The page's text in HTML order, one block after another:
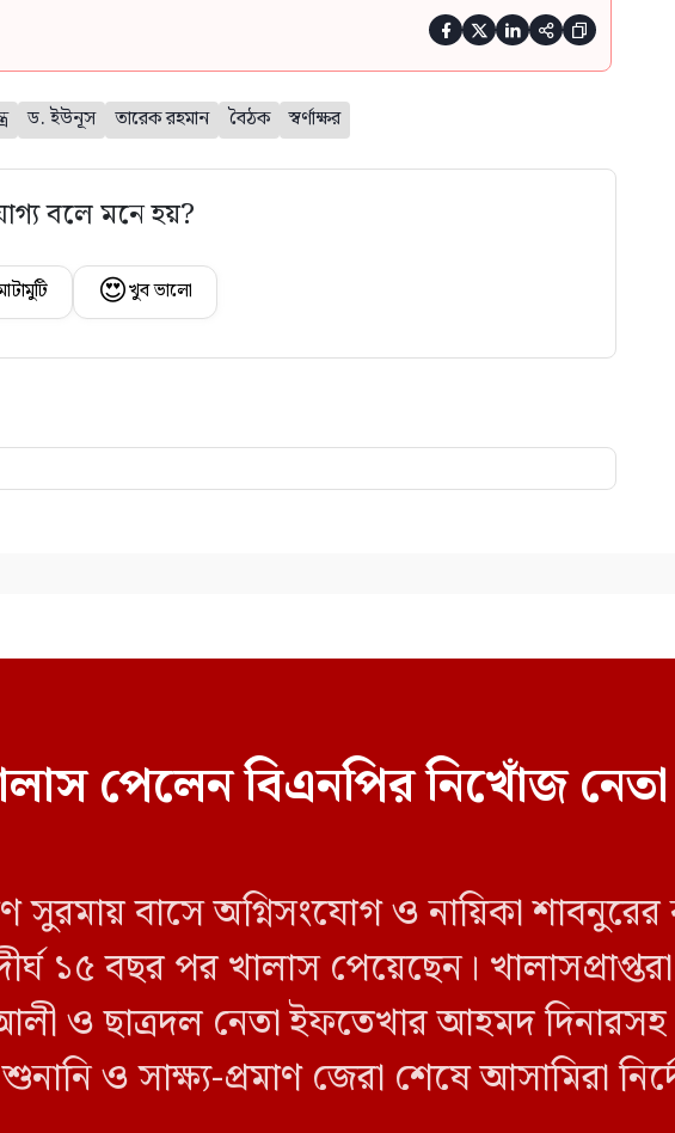
    
ড. ইউনূস তারেক রহমান বৈঠক স্বর্ণাক্ষর
বলে মনে হয়?
😍খুব ভালো
পেলেন বিএনপির নিখোঁজ নেতা
সুরমায় বাসে অগ্নিসংযোগ ও নায়িকা
১৫ বছর পর খালাস পেয়েছেন।
ও ছাত্রদল নেতা ইফতেখার আহমদ দিনারসহ
ও সাক্ষ্য-প্রমাণ জেরা শেষে আসামিরা